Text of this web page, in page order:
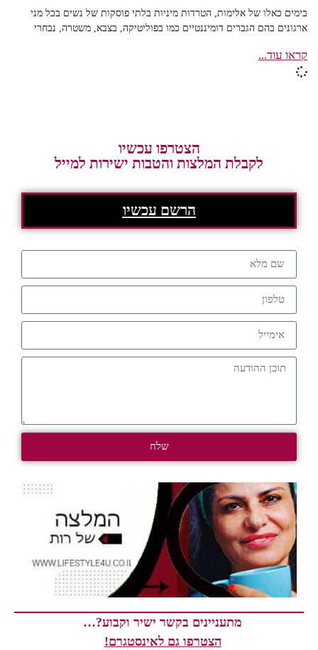
בימים כאלו של אלימות, הטרדות מיניות בלתי פוסקות של נשים בכל מני
ארגונים בהם הגברים דומיננטיים כמו בפוליטיקה, בצבא, משטרה, נבחרי
קראו עוד...
הצטרפו עכשיו
לקבלת המלצות והטבות ישירות למייל
הרשם עכשיו
שלח
מתעניינים בקשר ישיר וקבוע?…
הצטרפו גם לאינסטגרם!